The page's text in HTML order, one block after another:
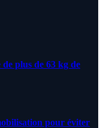
plus de 63 kg de
pour éviter